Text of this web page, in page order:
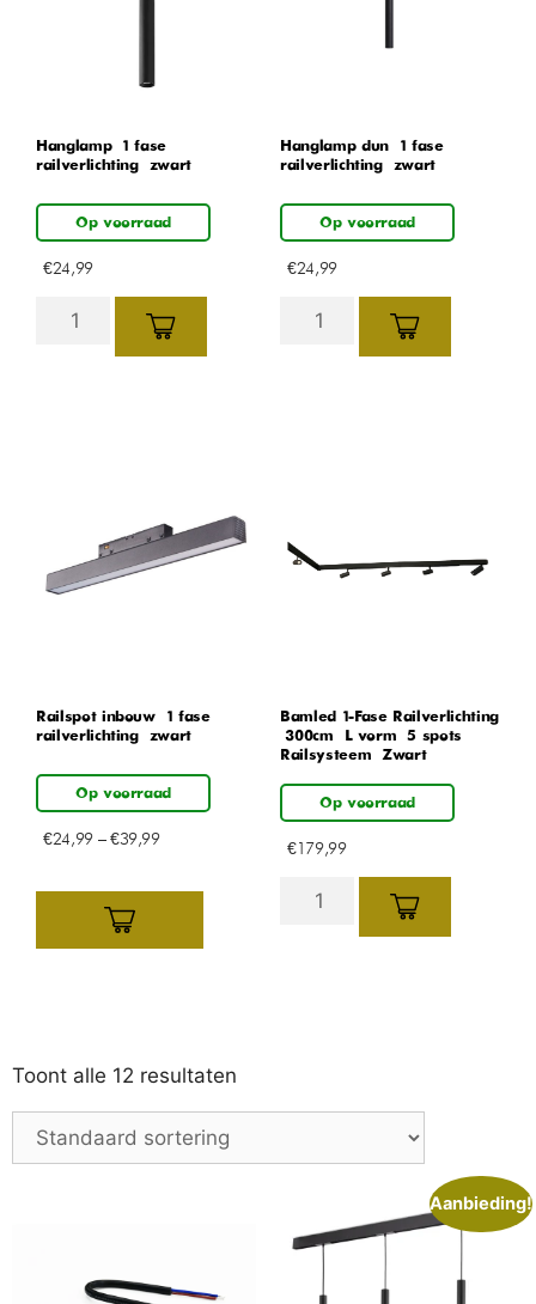
Hanglamp – 1 fase
railverlichting – zwart
Op voorraad
€24,99
Hanglamp dun – 1 fase
railverlichting – zwart
Op voorraad
€24,99
Railspot inbouw – 1 fase
railverlichting – zwart
Op voorraad
€24,99–€39,99
Bamled 1-Fase Railverlichting
– 300cm – L vorm – 5 spots –
Railsysteem – Zwart
Op voorraad
€179,99
Toont alle 12 resultaten
Aanbieding!